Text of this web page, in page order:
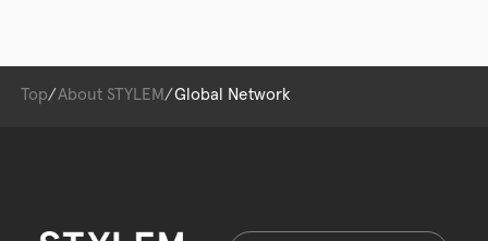
Top About STYLEM Global Network